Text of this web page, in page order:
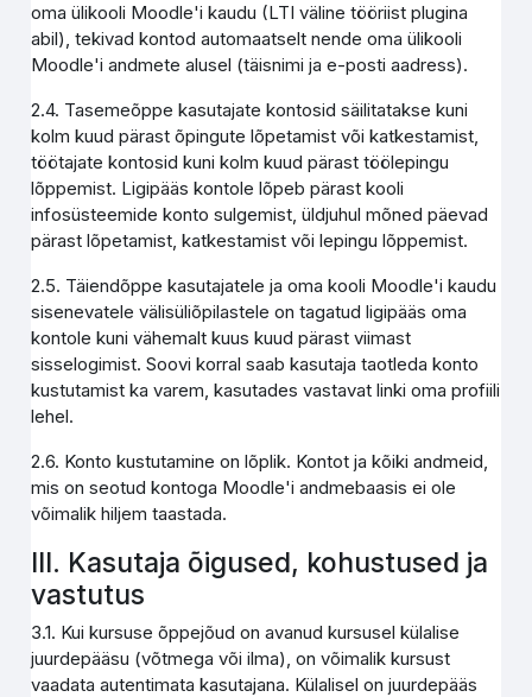
oma ülikooli Moodle'i kaudu (LTI väline tööriist plugina
abil), tekivad kontod automaatselt nende oma ülikooli
Moodle'i andmete alusel (täisnimi ja e-posti aadress).
2.4. Tasemeõppe kasutajate kontosid säilitatakse kuni
kolm kuud pärast õpingute lõpetamist või katkestamist,
töötajate kontosid kuni kolm kuud pärast töölepingu
lõppemist. Ligipääs kontole lõpeb pärast kooli
infosüsteemide konto sulgemist, üldjuhul mõned päevad
pärast lõpetamist, katkestamist või lepingu lõppemist.
2.5. Täiendõppe kasutajatele ja oma kooli Moodle'i kaudu
sisenevatele välisüliõpilastele on tagatud ligipääs oma
kontole kuni vähemalt kuus kuud pärast viimast
sisselogimist. Soovi korral saab kasutaja taotleda konto
kustutamist ka varem, kasutades vastavat linki oma profiili
lehel.
2.6. Konto kustutamine on lõplik. Kontot ja kõiki andmeid,
mis on seotud kontoga Moodle'i andmebaasis ei ole
võimalik hiljem taastada.
III. Kasutaja õigused, kohustused ja
vastutus
3.1. Kui kursuse õppejõud on avanud kursusel külalise
juurdepääsu (võtmega või ilma), on võimalik kursust
vaadata autentimata kasutajana. Külalisel on juurdepääs